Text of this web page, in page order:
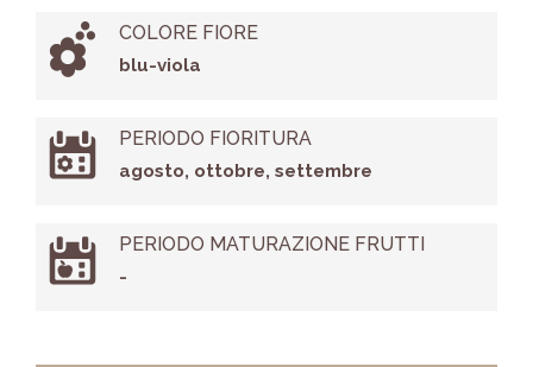
COLORE FIORE
blu-viola
PERIODO FIORITURA
agosto, ottobre, settembre
PERIODO MATURAZIONE FRUTTI
-